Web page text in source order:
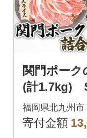
関門ポーク
(計1.7kg)
福岡県北九州市
寄付金額